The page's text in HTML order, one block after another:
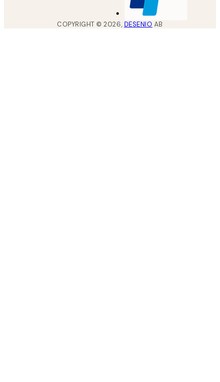
COPYRIGHT ©2026, DESENIO AB